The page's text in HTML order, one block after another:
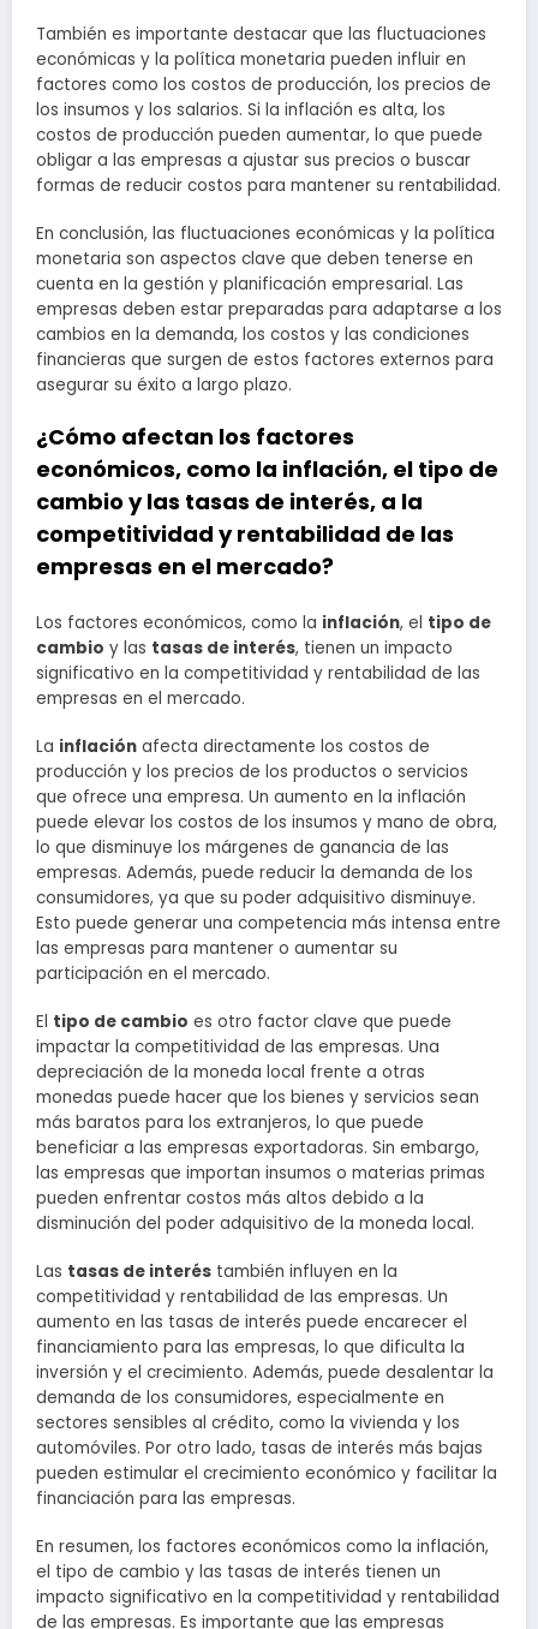
También es importante destacar que las fluctuaciones
económicas y la política monetaria pueden influir en
factores como los costos de producción, los precios de
los insumos y los salarios. Si la inflación es alta, los
costos de producción pueden aumentar, lo que puede
obligar a las empresas a ajustar sus precios o buscar
formas de reducir costos para mantener su rentabilidad.
En conclusión, las fluctuaciones económicas y la política
monetaria son aspectos clave que deben tenerse en
cuenta en la gestión y planificación empresarial. Las
empresas deben estar preparadas para adaptarse a los
cambios en la demanda, los costos y las condiciones
financieras que surgen de estos factores externos para
asegurar su éxito a largo plazo.
¿Cómo afectan los factores
económicos, como la inflación, el tipo de
cambio y las tasas de interés, a la
competitividad y rentabilidad de las
empresas en el mercado?
Los factores económicos, como la inflación, el tipo de
cambio y las tasas de interés, tienen un impacto
significativo en la competitividad y rentabilidad de las
empresas en el mercado.
La inflación afecta directamente los costos de
producción y los precios de los productos o servicios
que ofrece una empresa. Un aumento en la inflación
puede elevar los costos de los insumos y mano de obra,
lo que disminuye los márgenes de ganancia de las
empresas. Además, puede reducir la demanda de los
consumidores, ya que su poder adquisitivo disminuye.
Esto puede generar una competencia más intensa entre
las empresas para mantener o aumentar su
participación en el mercado.
El tipo de cambio es otro factor clave que puede
impactar la competitividad de las empresas. Una
depreciación de la moneda local frente a otras
monedas puede hacer que los bienes y servicios sean
más baratos para los extranjeros, lo que puede
beneficiar a las empresas exportadoras. Sin embargo,
las empresas que importan insumos o materias primas
pueden enfrentar costos más altos debido a la
disminución del poder adquisitivo de la moneda local.
Las tasas de interés también influyen en la
competitividad y rentabilidad de las empresas. Un
aumento en las tasas de interés puede encarecer el
financiamiento para las empresas, lo que dificulta la
inversión y el crecimiento. Además, puede desalentar la
demanda de los consumidores, especialmente en
sectores sensibles al crédito, como la vivienda y los
automóviles. Por otro lado, tasas de interés más bajas
pueden estimular el crecimiento económico y facilitar la
financiación para las empresas.
En resumen, los factores económicos como la inflación,
el tipo de cambio y las tasas de interés tienen un
impacto significativo en la competitividad y rentabilidad
de las empresas. Es importante que las empresas